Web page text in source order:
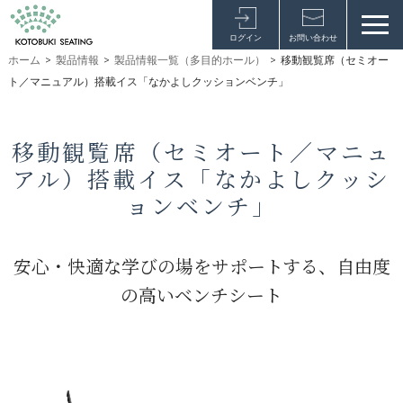
ログイン お問い合わせ
ホーム > 製品情報 > 製品情報一覧（多目的ホール） > 移動観覧席（セミオー
ト／マニュアル）搭載イス「なかよしクッションベンチ」
移動観覧席（セミオート／マニュ
アル）搭載イス「なかよしクッシ
ョンベンチ」
安心・快適な学びの場をサポートする、自由度
の高いベンチシート